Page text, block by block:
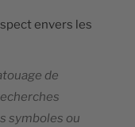
envers les
de
symboles ou